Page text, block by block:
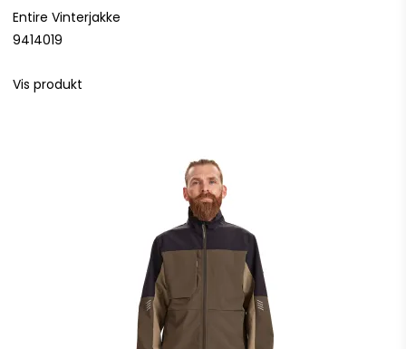
Entire Vinterjakke
9414019
Vis produkt